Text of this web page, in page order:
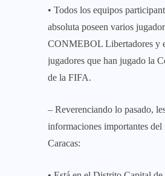
• Todos los equipos
absoluta poseen varios
CONMEBOL Libertadores y
jugadores que han jugado la
de la FIFA.
– Reverenciando lo pasado,
informaciones importantes
Caracas: